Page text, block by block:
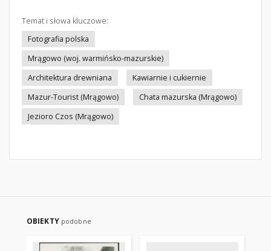
Temat i słowa kluczowe:
Fotografia polska
Mrągowo (woj. warmińsko-mazurskie)
Architektura drewniana
Kawiarnie i cukiernie
Mazur-Tourist (Mrągowo)
Chata mazurska (Mrągowo)
Jezioro Czos (Mrągowo)
OBIEKTY podobne